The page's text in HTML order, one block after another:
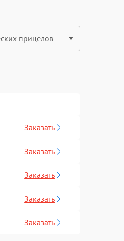
Заказать
Заказать
Заказать
Заказать
Заказать